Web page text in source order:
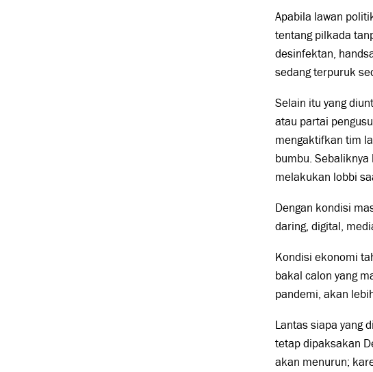
Apabila lawan
tentang pilkada
desinfektan,
sedang terpuruk
Selain itu yang
atau partai
mengaktifkan tim
bumbu.
melakukan lobbi
Dengan kondisi
daring, digital,
Kondisi ekonomi
bakal calon yang
pandemi, akan
Lantas siapa yang
tetap dipaksakan
akan menurun;